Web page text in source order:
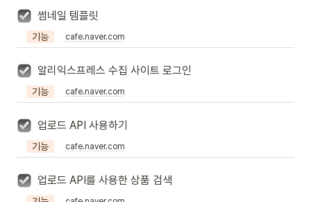
썸네일 템플릿
기능 cafe.naver.com
알리익스프레스 수집 사이트 로그인
기능 cafe.naver.com
업로드 API 사용하기
기능 cafe.naver.com
업로드 API를 사용한 상품 검색